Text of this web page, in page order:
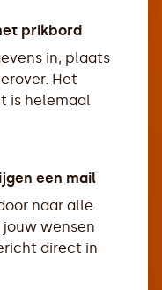
prikbord
in, plaats
Het
is helemaal
een mail
naar alle
wensen
direct in